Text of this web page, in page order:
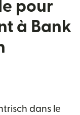
pour
à Bank
dans le